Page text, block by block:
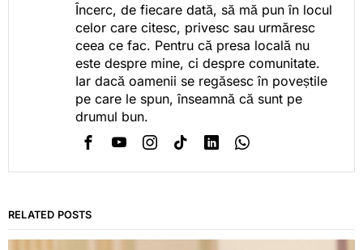
Încerc, de fiecare dată, să mă pun în locul
celor care citesc, privesc sau urmăresc
ceea ce fac. Pentru că presa locală nu
este despre mine, ci despre comunitate.
Iar dacă oamenii se regăsesc în poveștile
pe care le spun, înseamnă că sunt pe
drumul bun.
RELATED POSTS